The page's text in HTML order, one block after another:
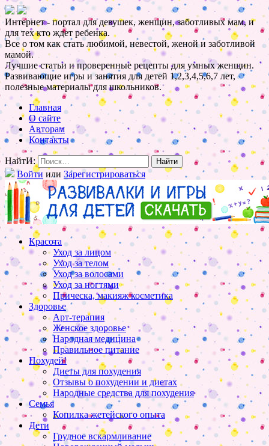
Интернет - портал для девушек, женщин, заботливых мам, и
для тех кто ждет ребенка.
Все о том как стать любимой, невестой, женой и заботливой
мамой.
Лучшие статьи и проверенные рецепты для умных женщин.
Развивающие игры и занятия для детей 1,2,3,4,5,6,7 лет,
полезные материалы для школьников.
Главная
О сайте
Авторам
Контакты
НайтИ:
Войти или Зарегистрироваться
Красота
Уход за лицом
Уход за телом
Уход за волосами
Уход за ногтями
Прическа, макияж косметика
Здоровье
Арт-терапия
Женское здоровье
Народная медицина
Правильное питание
Похудей!
Диеты для похудения
Отзывы о похудении и диетах
Народные средства для похудения
Семья
Копилка жетейского опыта
Дети
Грудное вскармливание